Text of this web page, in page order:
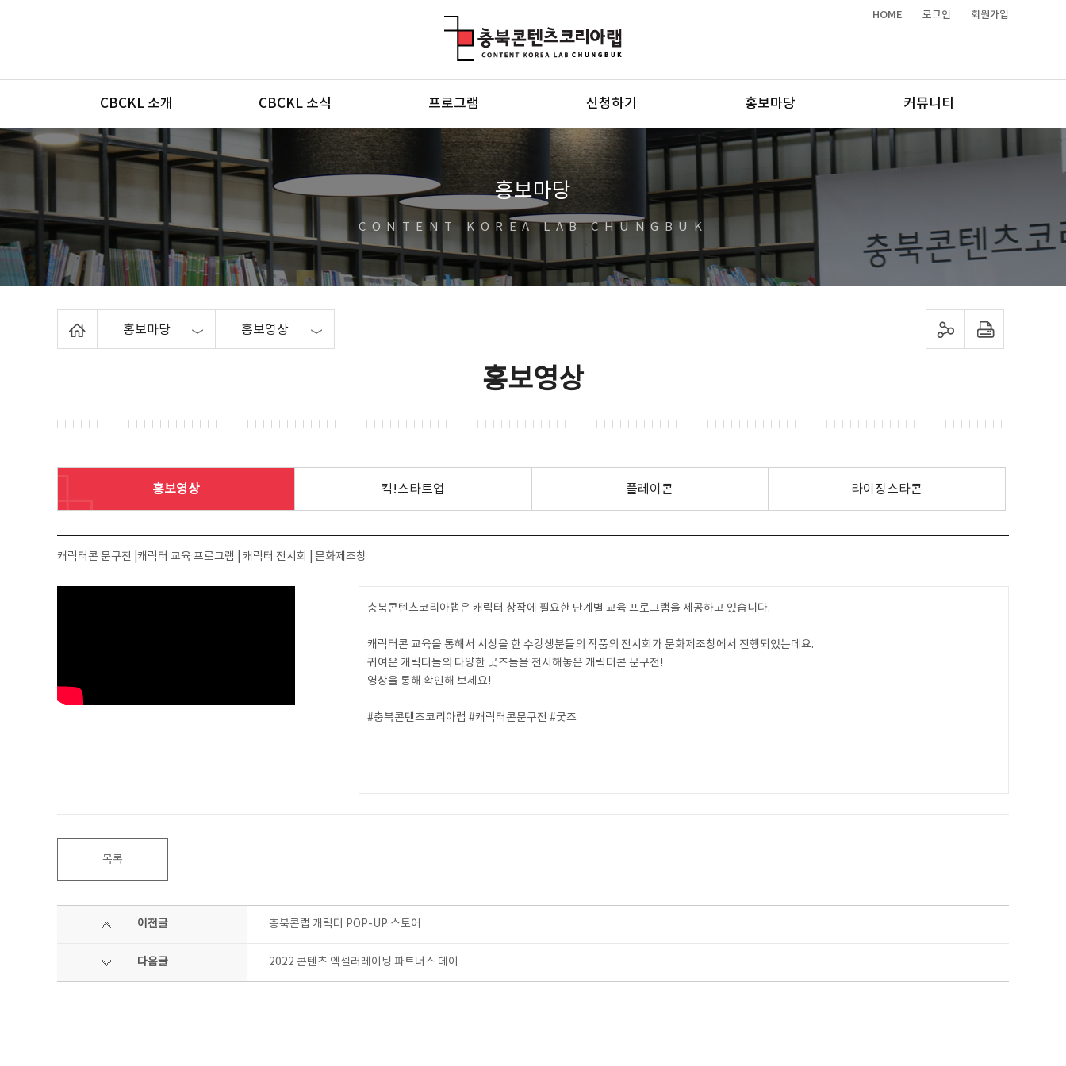
HOME 로그인 회원가입
메뉴
CBCKL 소개 CBCKL 소식 프로그램 신청하기 홍보마당 커뮤니티
홍보마당
CONTENT KOREA LAB CHUNGBUK
홍보마당 홍보영상 sns 공유하기 프린트하기
홍보영상
홍보영상 킥!스타트업 플레이콘 라이징스타콘
캐릭터콘 문구전 |캐릭터 교육 프로그램 | 캐릭터 전시회 | 문화제조창
충북콘텐츠코리아랩은 캐릭터 창작에 필요한 단계별 교육 프로그램을 제공하고 있습니다.
캐릭터콘 교육을 통해서 시상을 한 수강생분들의 작품의 전시회가 문화제조창에서 진행되었는데요.
귀여운 캐릭터들의 다양한 굿즈들을 전시해놓은 캐릭터콘 문구전!
영상을 통해 확인해 보세요!
#충북콘텐츠코리아랩 #캐릭터콘문구전 #굿즈
목록
이전글 충북콘랩 캐릭터 POP-UP 스토어
다음글 2022 콘텐츠 엑셀러레이팅 파트너스 데이